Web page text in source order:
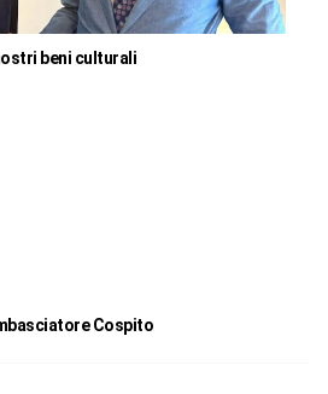
beni culturali
Cospito